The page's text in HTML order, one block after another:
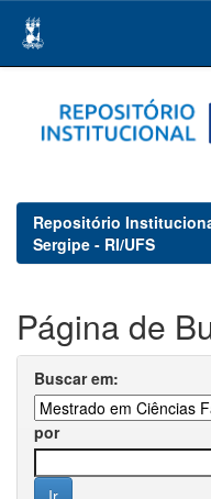
navigation
Repositório
Sergipe - RI/UFS
Página de
Buscar em:
por